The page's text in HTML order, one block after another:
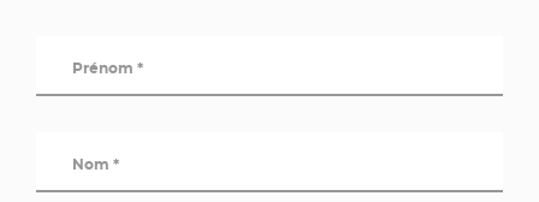
Prénom *
Nom *